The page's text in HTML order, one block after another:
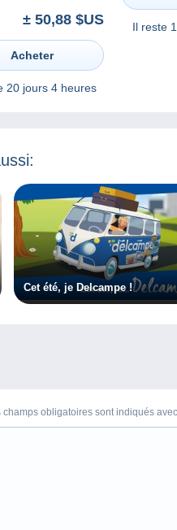
- Panthère en
± 50,88 $US
Acheter
20 jours 4 heures
Il reste
Cet été, je Delcampe !
obligatoires sont indiqués